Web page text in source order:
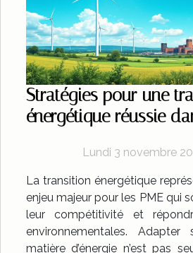
Stratégies pour une
énergétique réussie
Lundi 3 novembre
La transition énergétique
enjeu majeur pour les PME qui
leur compétitivité et
environnementales.
matière d’énergie n’est pas